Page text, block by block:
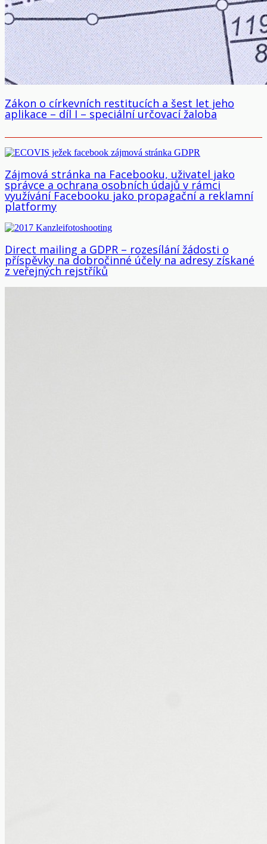
Zákon o církevních restitucích a šest let jeho
aplikace – díl I – speciální určovací žaloba
Zájmová stránka na Facebooku, uživatel jako
správce a ochrana osobních údajů v rámci
využívání Facebooku jako propagační a reklamní
platformy
Direct mailing a GDPR – rozesílání žádosti o
příspěvky na dobročinné účely na adresy získané
z veřejných rejstříků